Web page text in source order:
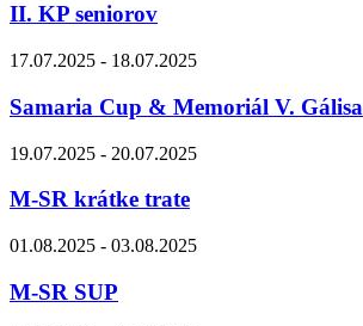
II. KP seniorov
17.07.2025 - 18.07.2025
Samaria Cup & Memoriál V. Gálisa
19.07.2025 - 20.07.2025
M-SR krátke trate
01.08.2025 - 03.08.2025
M-SR SUP